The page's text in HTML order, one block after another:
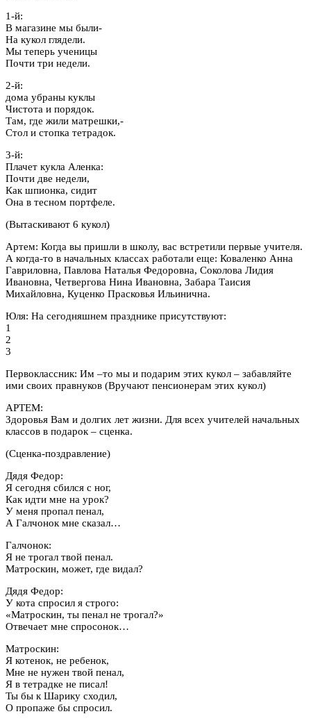
1-й:
В магазине мы были-
На кукол глядели.
Мы теперь ученицы
Почти три недели.
2-й:
дома убраны куклы
Чистота и порядок.
Там, где жили матрешки,-
Стол и стопка тетрадок.
3-й:
Плачет кукла Аленка:
Почти две недели,
Как шпионка, сидит
Она в тесном портфеле.
(Вытаскивают 6 кукол)
Артем: Когда вы пришли в школу, вас встретили первые учителя.
А когда-то в начальных классах работали еще: Коваленко Анна
Гавриловна, Павлова Наталья Федоровна, Соколова Лидия
Ивановна, Четвергова Нина Ивановна, Забара Таисия
Михайловна, Куценко Прасковья Ильинична.
Юля: На сегодняшнем празднике присутствуют:
1
2
3
Первоклассник: Им –то мы и подарим этих кукол – забавляйте
ими своих правнуков (Вручают пенсионерам этих кукол)
АРТЕМ:
Здоровья Вам и долгих лет жизни. Для всех учителей начальных
классов в подарок – сценка.
(Сценка-поздравление)
Дядя Федор:
Я сегодня сбился с ног,
Как идти мне на урок?
У меня пропал пенал,
А Галчонок мне сказал…
Галчонок:
Я не трогал твой пенал.
Матроскин, может, где видал?
Дядя Федор:
У кота спросил я строго:
«Матроскин, ты пенал не трогал?»
Отвечает мне спросонок…
Матроскин:
Я котенок, не ребенок,
Мне не нужен твой пенал,
Я в тетрадке не писал!
Ты бы к Шарику сходил,
О пропаже бы спросил.